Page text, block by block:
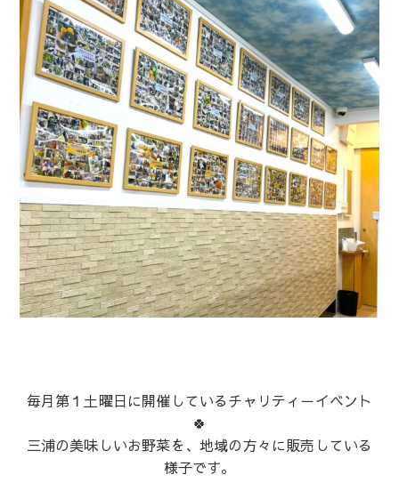
毎月第１土曜日に開催しているチャリティーイベント
🍀
三浦の美味しいお野菜を、地域の方々に販売している
様子です。